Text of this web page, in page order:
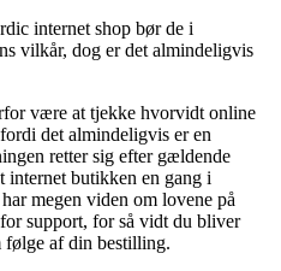
internet shop bør de i
vilkår, dog er det almindeligvis
være at tjekke hvorvidt online
det almindeligvis er en
retter sig efter gældende
butikken en gang i
megen viden om lovene på
support, for så vidt du bliver
følge af din bestilling.